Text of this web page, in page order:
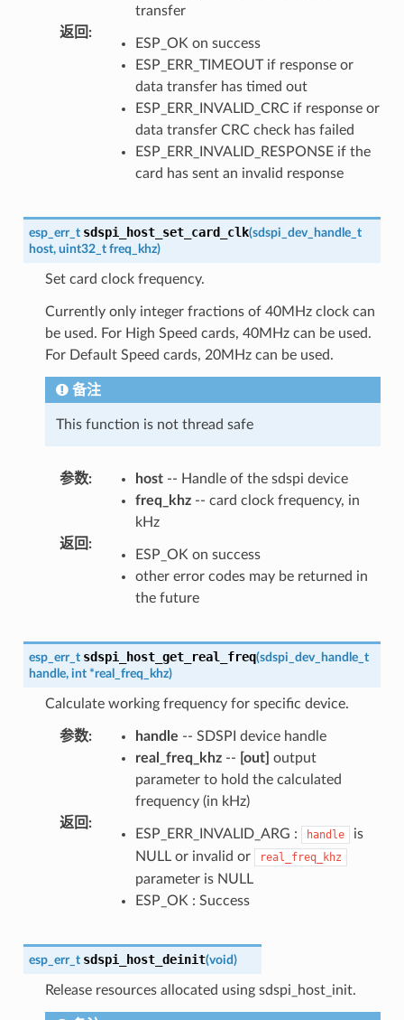
transfer
返回 :
ESP_OK on success
ESP_ERR_TIMEOUT if response or
data transfer has timed out
ESP_ERR_INVALID_CRC if response or
data transfer CRC check has failed
ESP_ERR_INVALID_RESPONSE if the
card has sent an invalid response
esp_err_t sdspi_host_set_card_clk(sdspi_dev_handle_t
host, uint32_t freq_khz)
Set card clock frequency.
Currently only integer fractions of 40MHz clock can
be used. For High Speed cards, 40MHz can be used.
For Default Speed cards, 20MHz can be used.
备注
This function is not thread safe
参数: host-- Handle of the sdspi device
freq_khz-- card clock frequency, in
kHz
返回 :
ESP_OK on success
other error codes may be returned in
the future
esp_err_t sdspi_host_get_real_freq(sdspi_dev_handle_t
handle, int *real_freq_khz)
Calculate working frequency for specific device.
参数: handle -- SDSPI device handle
real_freq_khz-- [out] output
parameter to hold the calculated
frequency (in kHz)
返回 :
ESP_ERR_INVALID_ARG : handle
is
NULL or invalid or
real_freq_khz
parameter is NULL
ESP_OK : Success
esp_err_t sdspi_host_deinit(void)
Release resources allocated using sdspi_host_init.